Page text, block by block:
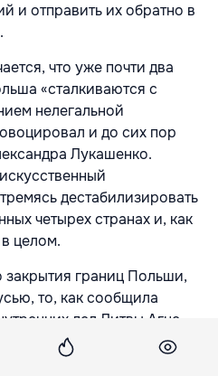
и отправить их обратно в
что уже почти два
«сталкиваются с
нелегальной
и до сих пор
Лукашенко.
дестабилизировать
четырех странах и, как
целом.
закрытия границ Польши,
то, как сообщила
дел Литвы Агне
на этот шаг в случае
или прорыва нелегальных